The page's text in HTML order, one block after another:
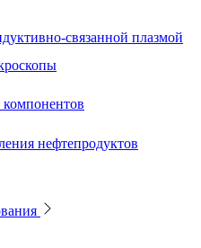
связанной плазмой
нефтепродуктов